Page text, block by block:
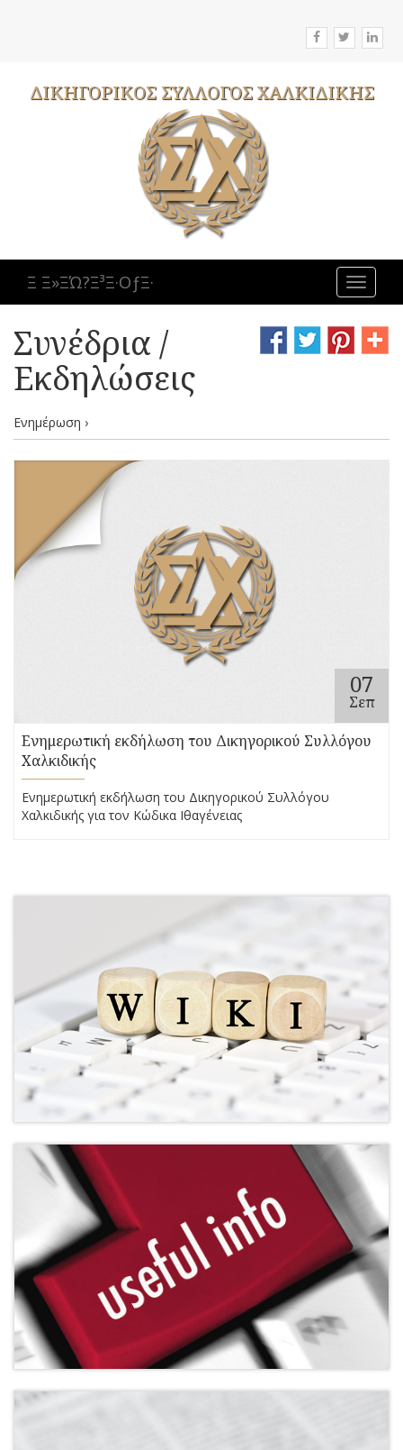
ΔΙΚΗΓΟΡΙΚΟΣ ΣΥΛΛΟΓΟΣΧΑΛΚΙΔΙΚΗΣ
Toggle
Ξ Ξ»ΞΏ?Ξ³Ξ·ΟƒΞ·
Συνέδρια /
Εκδηλώσεις
Ενημέρωση ›
07
Σεπ
Ενημερωτική εκδήλωση του Δικηγορικού Συλλόγου
Χαλκιδικής
Ενημερωτική εκδήλωση του Δικηγορικού Συλλόγου
Χαλκιδικής για τον Κώδικα Ιθαγένειας